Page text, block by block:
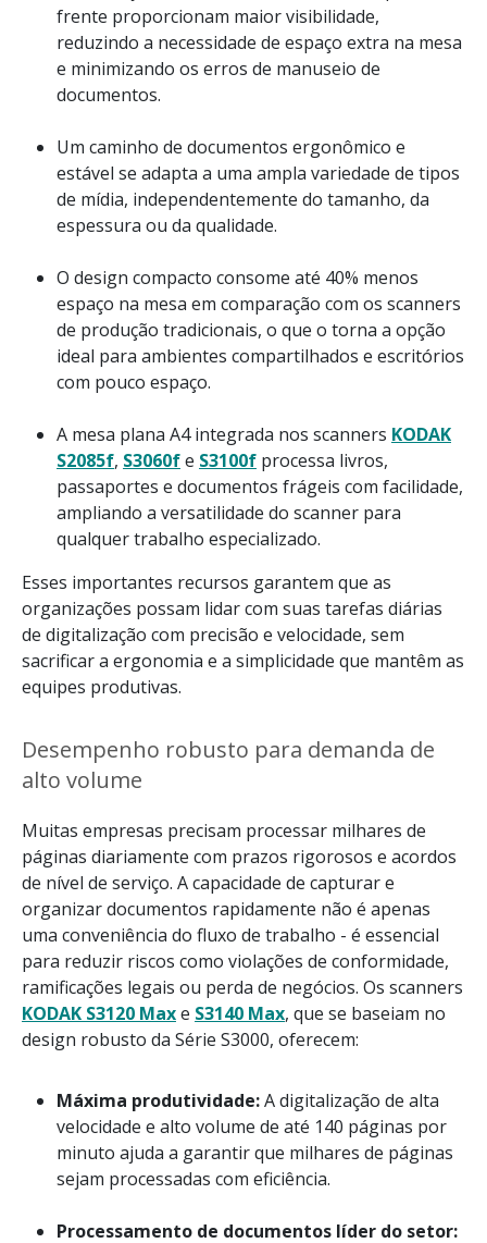
frente proporcionam maior visibilidade,
reduzindo a necessidade de espaço extra na mesa
e minimizando os erros de manuseio de
documentos.
Um caminho de documentos ergonômico e
estável se adapta a uma ampla variedade de tipos
de mídia, independentemente do tamanho, da
espessura ou da qualidade.
O design compacto consome até 40% menos
espaço na mesa em comparação com os scanners
de produção tradicionais, o que o torna a opção
ideal para ambientes compartilhados e escritórios
com pouco espaço.
A mesa plana A4 integrada nos scanners KODAK
S2085f, S3060fe S3100f processa livros,
passaportes e documentos frágeis com facilidade,
ampliando a versatilidade do scanner para
qualquer trabalho especializado.
Esses importantes recursos garantem que as
organizações possam lidar com suas tarefas diárias
de digitalização com precisão e velocidade, sem
sacrificar a ergonomia e a simplicidade que mantêm as
equipes produtivas.
Desempenho robusto para demanda de
alto volume
Muitas empresas precisam processar milhares de
páginas diariamente com prazos rigorosos e acordos
de nível de serviço. A capacidade de capturar e
organizar documentos rapidamente não é apenas
uma conveniência do fluxo de trabalho - é essencial
para reduzir riscos como violações de conformidade,
ramificações legais ou perda de negócios. Os scanners
KODAK S3120 Maxe S3140 Max, que se baseiam no
design robusto da Série S3000, oferecem:
Máxima produtividade:A digitalização de alta
velocidade e alto volume de até 140 páginas por
minuto ajuda a garantir que milhares de páginas
sejam processadas com eficiência.
Processamento de documentos líder do setor: